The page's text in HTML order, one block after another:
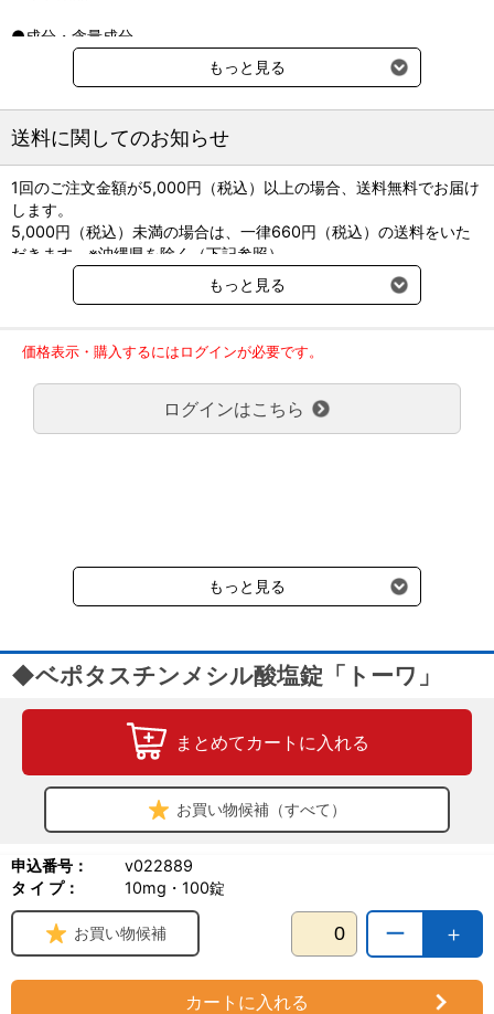
●成分・含量成分
日局 ベポタスチンベシル酸塩
5mg白色のフィルムコーティング錠
10mg白色の割線入りのフィルムコーティング錠
●貯法
室温保存
【5mg】
厚さ(㎜) 2.9
錠径(㎜) 7.1
質量(㎎) 139
もっと見る
送料に関してのお知らせ
1回のご注文金額が5,000円（税込）以上の場合、送料無料でお届け
します。
5,000円（税込）未満の場合は、一律660円（税込）の送料をいた
だきます。※沖縄県を除く（下記参照）
※2017年11月14日（火）より沖縄県へのお届けにつきましては、1
回のご注文金額（税込）が、30,000円以上で配送無料となります。
ご了承のほどよろしくお願い致します。
弊社都合でお届けが２回以上に分かれる場合の送料負担は、１回分
のみで新たな送料は発生しません。
大型商品送料が必要な商品をご注文の場合は、大型商品送料のみご
負担頂きます。
受けます。
もっと見る
価格表示・購入するにはログインが必要です。
ログインはこちら
もっと見る
◆ベポタスチンメシル酸塩錠「トーワ」
まとめてカートに入れる
お買い物候補（すべて）
申込番号：
v022889
タ イ プ：
10mg・100錠
＋
ー
お買い物候補
カートに入れる